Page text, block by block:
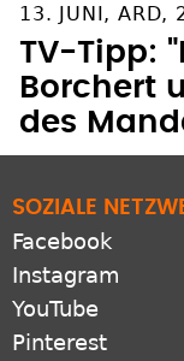
13. JUNI, ARD,
TV-Tipp:
Borchert
des
SOZIALE
Facebook
Instagram
YouTube
Pinterest